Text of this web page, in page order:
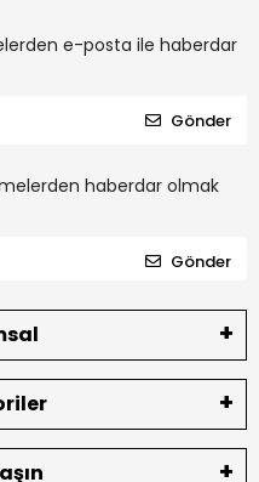
e-posta ile haberdar
Gönder
haberdar olmak
Gönder